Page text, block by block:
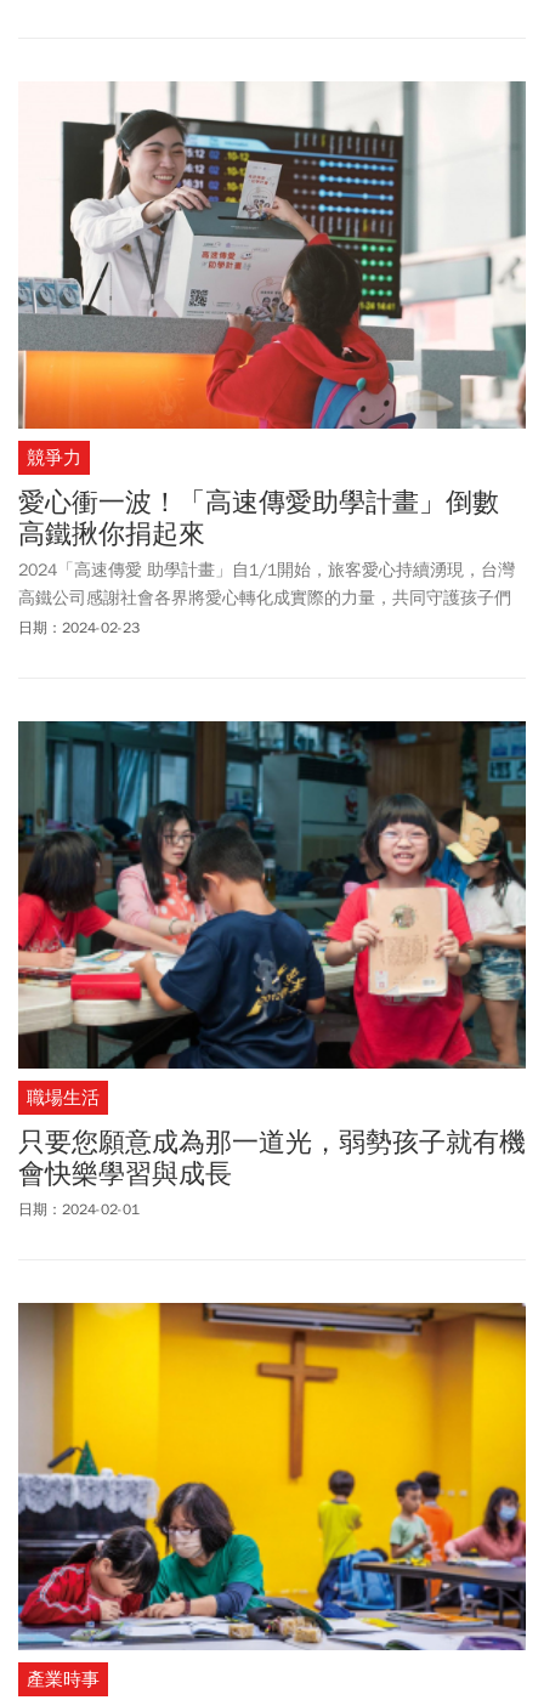
件，諸如1997年起擔任台灣高鐵法律顧問，見證台灣首個暨全球民
間投資金額最高的BOT案，抑或是1987年引進台灣首家大賣場「家
樂福」、2015年為台積電打贏首件「營業秘密法」禁止離職高階主
管任職國外競爭對手案等等，案案都是經典。「律師執業50年，讓
我學會以『愛心及巧思』，協助『心中有事』的客戶『豁然開
朗』！」陳玲玉這短短一行文字，道盡她50年來執業生涯心聲。不
僅如此，她也題上「國際通商五十載，律師能幹又勤快；客戶業績
滿堂彩，大家攜手創未來」短詩，為國際通商的客戶、夥伴們許下
深深的祝福與肯定。
競爭力
愛心衝一波！「高速傳愛助學計畫」倒數
高鐵揪你捐起來
2024「高速傳愛 助學計畫」自1/1開始，旅客愛心持續湧現，台灣
高鐵公司感謝社會各界將愛心轉化成實際的力量，共同守護孩子們
的秘密基地。距離活動截止日（3/2）僅剩1個星期，台灣高鐵公司
1121363928號），讓弱勢的孩子們放學後都能獲得生活上關懷與課
業的指導，繼續「快樂學習 零距離！」。
日期：2024-02-23
職場生活
只要您願意成為那一道光，弱勢孩子就有機
會快樂學習與成長
日期：2024-02-01
產業時事